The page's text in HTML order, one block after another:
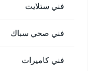
فني ستلايت
فني صحي سباك
فني كاميرات